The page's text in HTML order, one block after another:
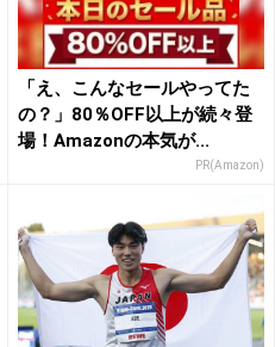
「え、こんなセールやってた
の？」80％OFF以上が続々登
場！Amazonの本気が...
PR(Amazon)